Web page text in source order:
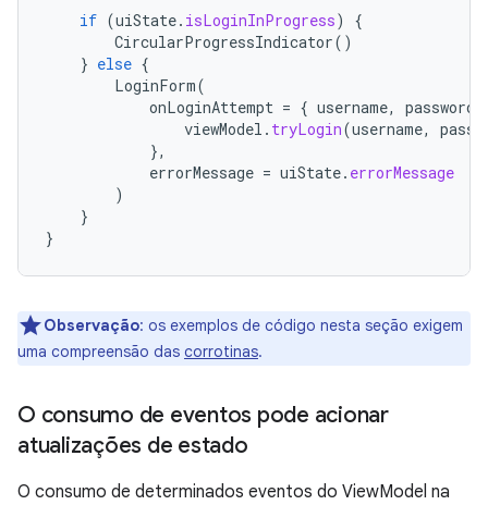
if (uiState. isLoginInProgress)
{
CircularProgressIndicator()
} else {
LoginForm(
onLoginAttempt = { username, password
viewModel . tryLogin(username,
},
errorMessage = uiState. errorMessage
)
}
}
Observação: os exemplos de código nesta seção exigem
uma compreensão das corrotinas.
O consumo de eventos pode acionar
atualizações de estado
O consumo de determinados eventos do ViewModel na